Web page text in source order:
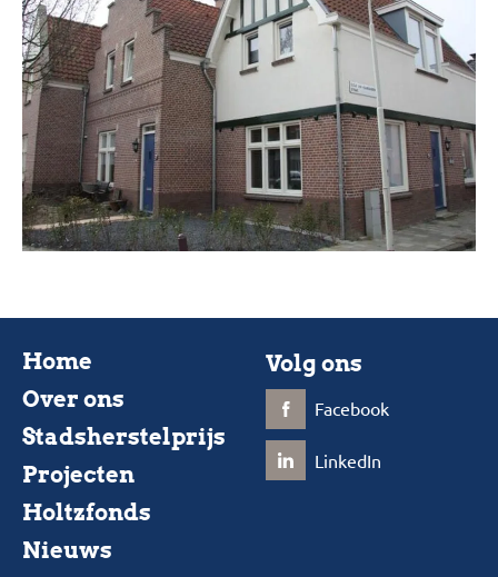
Home
Over ons
Stadsherstelprijs
Projecten
Holtzfonds
Nieuws
Volg ons
Facebook
LinkedIn